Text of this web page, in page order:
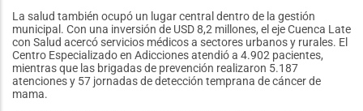
La salud también ocupó un lugar central dentro de la gestión
municipal. Con una inversión de USD 8,2 millones, el eje Cuenca Late
con Salud acercó servicios médicos a sectores urbanos y rurales. El
Centro Especializado en Adicciones atendió a 4.902 pacientes,
mientras que las brigadas de prevención realizaron 5.187
atenciones y 57 jornadas de detección temprana de cáncer de
mama.